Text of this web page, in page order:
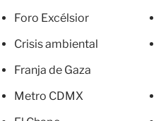
Foro Excélsior
Crisis ambiental
Franja de Gaza
Metro CDMX